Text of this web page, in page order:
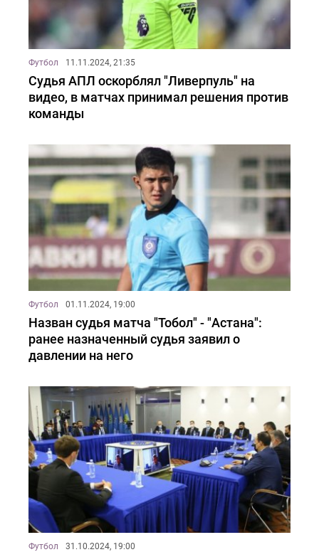
Футбол 11.11.2024, 21:35
Судья АПЛ оскорблял "Ливерпуль" на
видео, в матчах принимал решения против
команды
Футбол 01.11.2024, 19:00
Назван судья матча "Тобол" - "Астана":
ранее назначенный судья заявил о
давлении на него
Футбол 31.10.2024, 19:00